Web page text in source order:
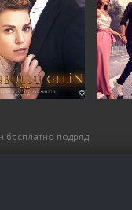
бесплатно подряд